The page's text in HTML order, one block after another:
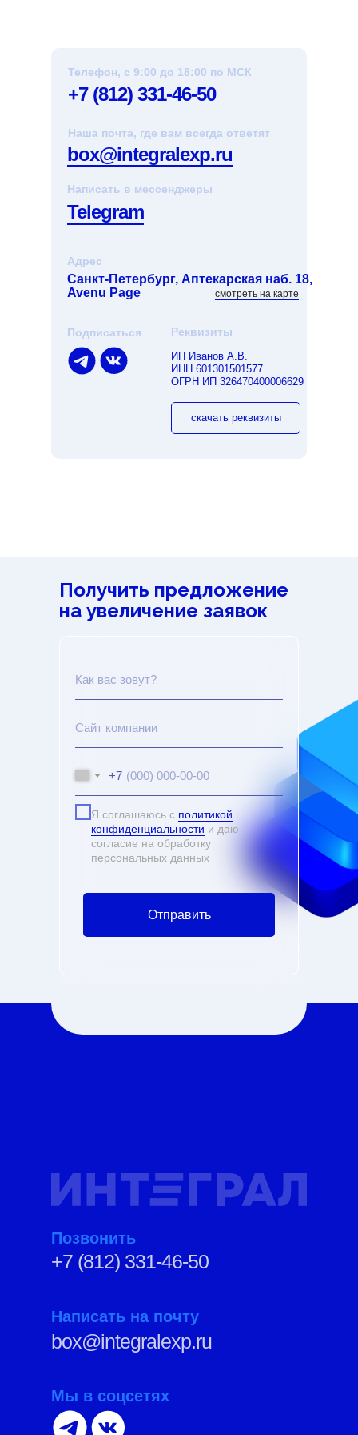
Адрес
+7 (812) 331-46-50
Телефон, с 9:00 до 18:00 по МСК
Реквизиты
box@integralexp.ru
Telegram
Наша почта, где вам всегда ответят
Написать в мессенджеры
Подписаться
ИП Иванов А.В.
ИНН 601301501577
ОГРН ИП 326470400006629
Санкт-Петербург, Аптекарская наб. 18,
Avenu Page
скачать реквизиты
смотреть на карте
Получить предложение
на увеличение заявок
+7
Я соглашаюсь с политикой
конфиденциальности и даю
согласие на обработку
персональных данных
Отправить
Мы в соцсетях
Позвонить
Написать на почту
+7 (812) 331-46-50
box@integralexp.ru